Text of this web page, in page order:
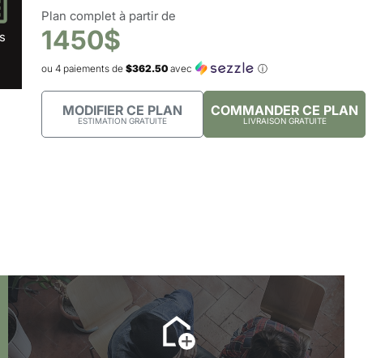
Plan complet à partir de
1450$
ou 4 paiements de $362.50 avec ⓘ
MODIFIER CE PLAN
ESTIMATION GRATUITE
COMMANDER CE PLAN
LIVRAISON GRATUITE